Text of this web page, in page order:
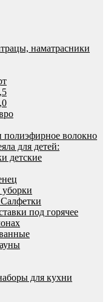
наматрасники
волокно
для детей:
детские
под горячее
для кухни